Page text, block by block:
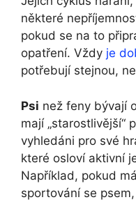
některé
pokud se na to
opatření. Vždy je
potřebují stejnou,
Psi než feny bývají
mají „starostlivější“
vyhledáni pro své
které osloví aktivní
Například, pokud
sportování se